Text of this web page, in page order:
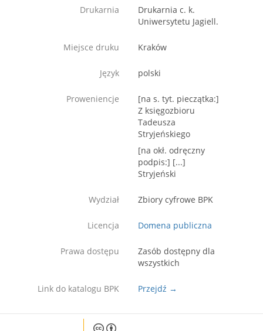
Drukarnia
Drukarnia c. k.
Uniwersytetu Jagiell.
Miejsce druku Kraków
Język polski
Proweniencje
[na s. tyt. pieczątka:]
Z księgozbioru
Tadeusza
Stryjeńskiego
[na okł. odręczny
podpis:] [...]
Stryjeński
Wydział Zbiory cyfrowe BPK
Licencja Domena publiczna
Prawa dostępu
Zasób dostępny dla
wszystkich
Link do katalogu BPK Przejdź →